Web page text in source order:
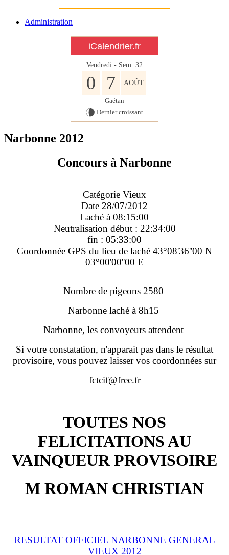
Administration
iCalendrier.fr
Vendredi - Sem. 32
0 7 AOÛT
Gaétan
Dernier croissant
Narbonne 2012
Concours à Narbonne
Catégorie Vieux
Date 28/07/2012
Laché à 08:15:00
Neutralisation début : 22:34:00
fin : 05:33:00
Coordonnée GPS du lieu de laché 43°08'36''00 N
03°00'00''00 E
Nombre de pigeons 2580
Narbonne laché à 8h15
Narbonne, les convoyeurs attendent
Si votre constatation, n'apparait pas dans le résultat
provisoire, vous pouvez laisser vos coordonnées sur
fctcif@free.fr
TOUTES NOS
FELICITATIONS AU
VAINQUEUR PROVISOIRE
M ROMAN CHRISTIAN
RESULTAT OFFICIEL NARBONNE GENERAL
VIEUX 2012